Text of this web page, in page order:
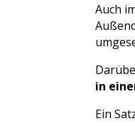
Auch
in
Ein